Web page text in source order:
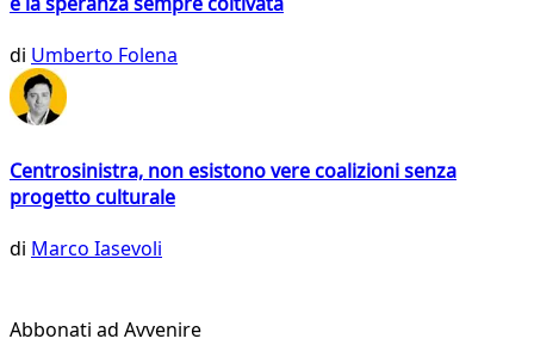
di Umberto Folena
Centrosinistra, non esistono vere coalizioni senza
progetto culturale
di Marco Iasevoli
Abbonati ad Avvenire